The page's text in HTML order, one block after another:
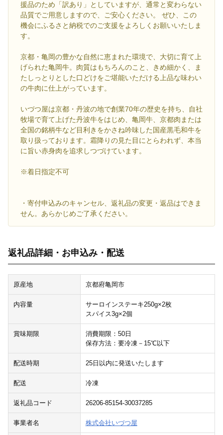
援品のため「訳あり」としていますが、通常と変わらない
品質でご用意しますので、ご安心ください。 ぜひ、この
機会にふるさと納税でのご支援をよろしくお願いいたしま
す。
京都・亀岡の豊かな自然に恵まれた環境で、大切に育て上
げられた亀岡牛。肉質はもちろんのこと、きめ細かく、ま
たしっとりとした口どけをご堪能いただける上品な味わい
の牛肉に仕上がっています。
いづつ屋は京都・丹波の地で創業70年の歴史を持ち、自社
牧場で育て上げた丹波牛をはじめ、亀岡牛、京都肉または
全国の銘柄牛など目利きをかさね吟味した国産黒毛和牛を
取り扱っております。霜降りの見た目にとらわれず、本当
に旨い赤身肉を追求しつづけています。
※着日指定不可
・寄付申込みのキャンセル、返礼品の変更・返品はできま
せん。あらかじめご了承ください。
返礼品詳細・お申込み・配送
原産地 京都府亀岡市
内容量
サーロインステーキ250g×2枚
スパイス3g×2個
賞味期限
消費期限：50日
保存方法：要冷凍－15℃以下
配送時期 25日以内に発送いたします
配送 冷凍
返礼品コード 26206-85154-30037285
事業者名 株式会社いづつ屋